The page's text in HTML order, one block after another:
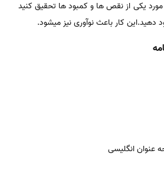
مورد یکی از نقص ها و کمبود ها تحقیق کنید
دهید.این کار باعث نوآوری نیز میشود.
عنوان انگلیسی